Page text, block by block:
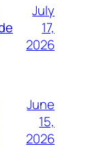
July
17,
2026
June
15,
2026